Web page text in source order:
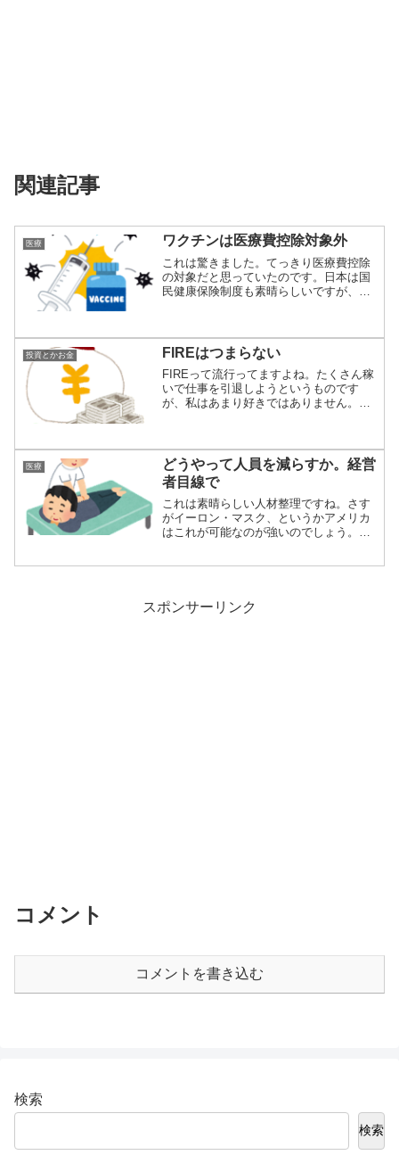
関連記事
医療 ワクチンは医療費控除対象外
これは驚きました。てっきり医療費控除
の対象だと思っていたのです。日本は国
民健康保険制度も素晴らしいですが、そ
投資とかお金 FIREはつまらない
FIREって流行ってますよね。たくさん稼
いで仕事を引退しようというものです
が、私はあまり好きではありません。と
医療
どうやって人員を減らすか。経営
者目線で
これは素晴らしい人材整理ですね。さす
がイーロン・マスク、というかアメリカ
はこれが可能なのが強いのでしょう。依
スポンサーリンク
コメント
コメントを書き込む
検索
検索